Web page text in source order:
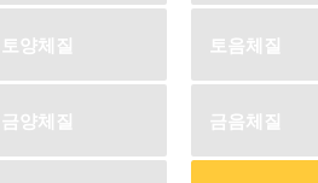
토양체질 토음체질
금양체질 금음체질